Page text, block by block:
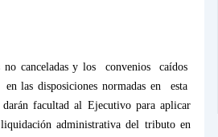
no canceladas y los convenios
caídos
en las disposiciones normadas en
esta
darán facultad al Ejecutivo para aplicar
administrativa del tributo en